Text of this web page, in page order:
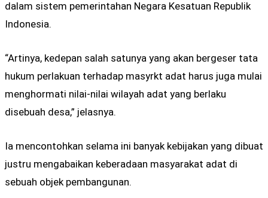
dalam sistem pemerintahan Negara Kesatuan Republik
Indonesia.
“Artinya, kedepan salah satunya yang akan bergeser tata
hukum perlakuan terhadap masyrkt adat harus juga mulai
menghormati nilai-nilai wilayah adat yang berlaku
disebuah desa,” jelasnya.
Ia mencontohkan selama ini banyak kebijakan yang dibuat
justru mengabaikan keberadaan masyarakat adat di
sebuah objek pembangunan.